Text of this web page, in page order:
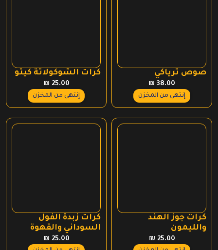
صوص ترياكي
₪ 38.00
إنتهى من المخزن
كرات الشوكولاتة كيتو
₪ 25.00
إنتهى من المخزن
كرات جوز الهند
والليمون
₪ 25.00
كرات زبدة الفول
السوداني والقهوة
₪ 25.00